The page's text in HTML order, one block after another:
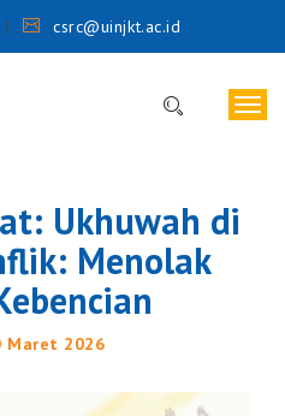
csrc@uinjkt.ac.id
Ukhuwah di
Menolak
Maret 2026